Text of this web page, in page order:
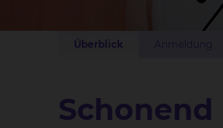
Überblick
Schonend